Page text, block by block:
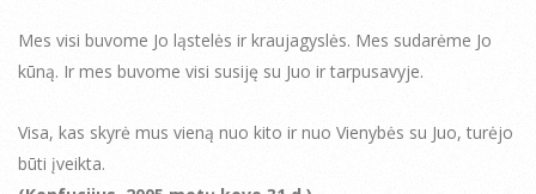
Mes visi buvome Jo ląstelės ir kraujagyslės. Mes sudarėme Jo
kūną. Ir mes buvome visi susiję su Juo ir tarpusavyje.
Visa, kas skyrė mus vieną nuo kito ir nuo Vienybės su Juo, turėjo
būti įveikta.